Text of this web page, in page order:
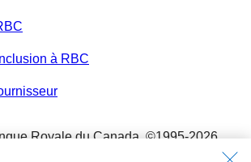
à RBC
Royale du Canada,©1995-2026